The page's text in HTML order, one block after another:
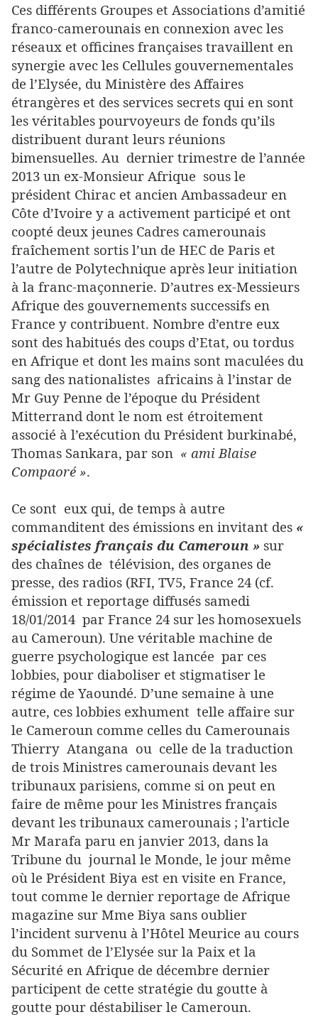
Ces différents Groupes et Associations d’amitié
franco-camerounais en connexion avec les
réseaux et officines françaises travaillent en
synergie avec les Cellules gouvernementales
de l’Elysée, du Ministère des Affaires
étrangères et des services secrets qui en sont
les véritables pourvoyeurs de fonds qu’ils
distribuent durant leurs réunions
bimensuelles. Au dernier trimestre de l’année
2013 un ex-Monsieur Afrique sous le
président Chirac et ancien Ambassadeur en
Côte d’Ivoire y a activement participé et ont
coopté deux jeunes Cadres camerounais
fraîchement sortis l’un de HEC de Paris et
l’autre de Polytechnique après leur initiation
à la franc-maçonnerie. D’autres ex-Messieurs
Afrique des gouvernements successifs en
France y contribuent. Nombre d’entre eux
sont des habitués des coups d’Etat, ou tordus
en Afrique et dont les mains sont maculées du
sang des nationalistes africains à l’instar de
Mr Guy Penne de l’époque du Président
Mitterrand dont le nom est étroitement
associé à l’exécution du Président burkinabé,
Thomas Sankara, par son « ami Blaise
Compaoré ».
Ce sont eux qui, de temps à autre
commanditent des émissions en invitant des «
spécialistes français du Cameroun » sur
des chaînes de télévision, des organes de
presse, des radios (RFI, TV5, France 24 (cf.
émission et reportage diffusés samedi
18/01/2014 par France 24 sur les homosexuels
au Cameroun). Une véritable machine de
guerre psychologique est lancée par ces
lobbies, pour diaboliser et stigmatiser le
régime de Yaoundé. D’une semaine à une
autre, ces lobbies exhument telle affaire sur
le Cameroun comme celles du Camerounais
Thierry Atangana ou celle de la traduction
de trois Ministres camerounais devant les
tribunaux parisiens, comme si on peut en
faire de même pour les Ministres français
devant les tribunaux camerounais ; l’article
Mr Marafa paru en janvier 2013, dans la
Tribune du journal le Monde, le jour même
où le Président Biya est en visite en France,
tout comme le dernier reportage de Afrique
magazine sur Mme Biya sans oublier
l’incident survenu à l’Hôtel Meurice au cours
du Sommet de l’Elysée sur la Paix et la
Sécurité en Afrique de décembre dernier
participent de cette stratégie du goutte à
goutte pour déstabiliser le Cameroun.